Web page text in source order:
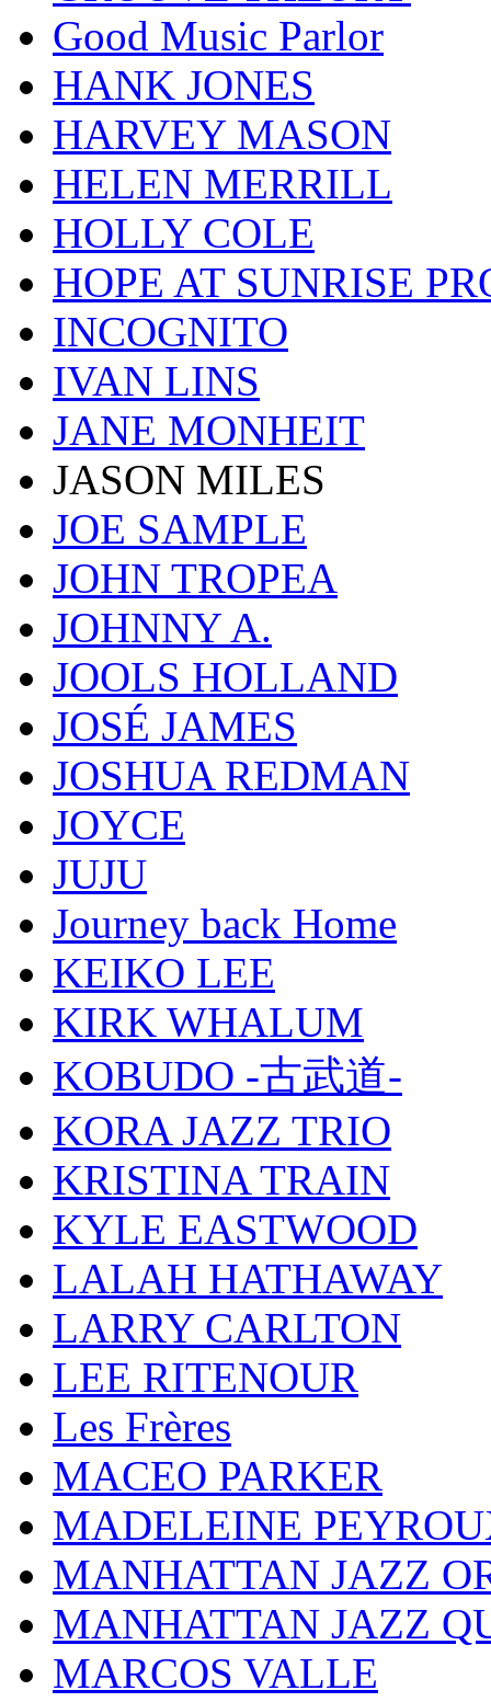
Good Music Parlor
HANK JONES
HARVEY MASON
HELEN MERRILL
HOLLY COLE
HOPE AT SUNRISE
INCOGNITO
IVAN LINS
JANE MONHEIT
JASON MILES
JOE SAMPLE
JOHN TROPEA
JOHNNY A.
JOOLS HOLLAND
JOSÉ JAMES
JOSHUA REDMAN
JOYCE
JUJU
Journey back Home
KEIKO LEE
KIRK WHALUM
KOBUDO -古武道-
KORA JAZZ TRIO
KRISTINA TRAIN
KYLE EASTWOOD
LALAH HATHAWAY
LARRY CARLTON
LEE RITENOUR
Les Frères
MACEO PARKER
MADELEINE
MANHATTAN JAZZ
MANHATTAN JAZZ
MARCOS VALLE